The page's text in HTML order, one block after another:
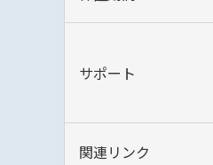
サポート
関連リンク